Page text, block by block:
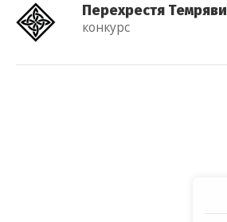
Перехрестя Темряви
конкурс